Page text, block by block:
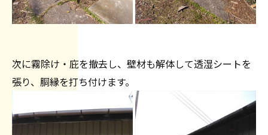
次に霧除け・庇を撤去し、壁材も解体して透湿シートを
張り、胴縁を打ち付けます。